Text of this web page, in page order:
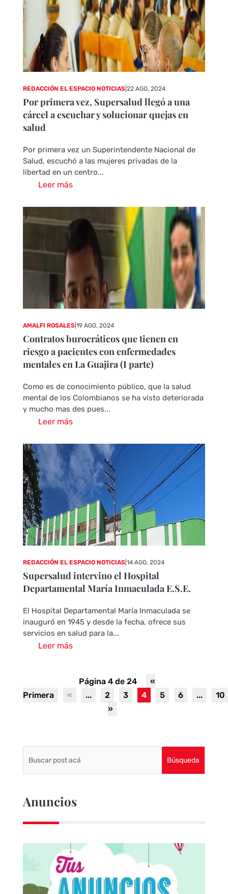
REDACCIÓN EL ESPACIO NOTICIAS| 22 AGO, 2024
Por primera vez, Supersalud llegó a una
cárcel a escuchar y solucionar quejas en
salud
Por primera vez un Superintendente Nacional de
Salud, escuchó a las mujeres privadas de la
libertad en un centro...
Leer más
AMALFI ROSALES| 19 AGO, 2024
Contratos burocráticos que tienen en
riesgo a pacientes con enfermedades
mentales en La Guajira (I parte)
Como es de conocimiento público, que la salud
mental de los Colombianos se ha visto deteriorada
y mucho mas des pues...
Leer más
REDACCIÓN EL ESPACIO NOTICIAS| 14 AGO, 2024
Supersalud intervino el Hospital
Departamental María Inmaculada E.S.E.
El Hospital Departamental María Inmaculada se
inauguró en 1945 y desde la fecha, ofrece sus
servicios en salud para la...
Leer más
Página 4 de 24
«
Primera
« ... 2 3 4 5 6 ...
10
»
Anuncios